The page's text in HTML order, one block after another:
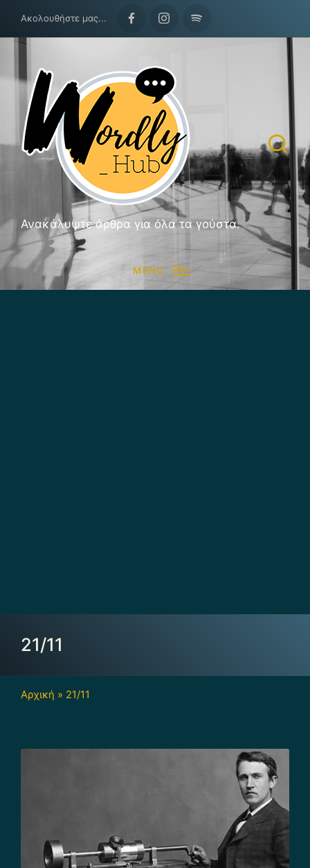
Ακολουθήστε μας...
FacebookInstagramSpotify
Ανακάλυψτε άρθρα για όλα τα γούστα.
MENU
21/11
Αρχική » 21/11